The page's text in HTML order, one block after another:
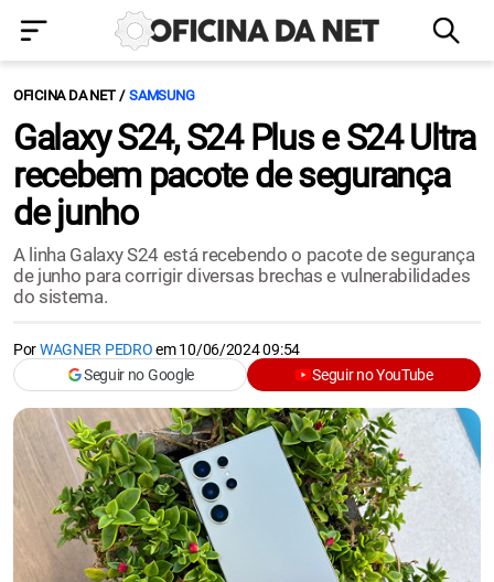
OFICINA DA NET SAMSUNG
Galaxy S24, S24 Plus e S24 Ultra
recebem pacote de segurança
de junho
A linha Galaxy S24 está recebendo o pacote de segurança
de junho para corrigir diversas brechas e vulnerabilidades
do sistema.
PorWAGNER PEDROem10/06/2024 09:54
Seguir no Google
Seguir no YouTube